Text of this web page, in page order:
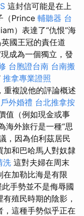
這封信可能是在上
（Prince 輔聽器 台
）表達了“仇恨”海
國王冠的責任道
成為一個獨立，發
台胞證台南 台南搬
推拿專業證照
複說他的評論概述
戶外婚禮 台北推拿按
值（例如現金或事
海外旅行是一種“思
，因為伯利茲居民
加和巴哈馬人對奴隸
洗 這對夫婦在周末
在加勒比海是有限
手勢並不是侮辱國
殖民時期的陰影，
這種手勢似乎正在